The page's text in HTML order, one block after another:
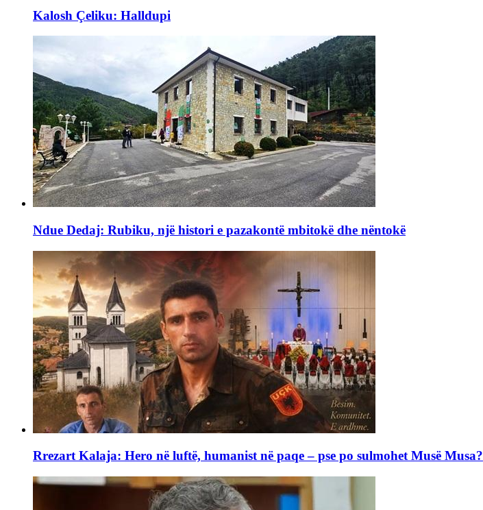
Kalosh Çeliku: Halldupi
Ndue Dedaj: Rubiku, një histori e pazakontë mbitokë dhe nëntokë
Rrezart Kalaja: Hero në luftë, humanist në paqe – pse po sulmohet Musë Musa?